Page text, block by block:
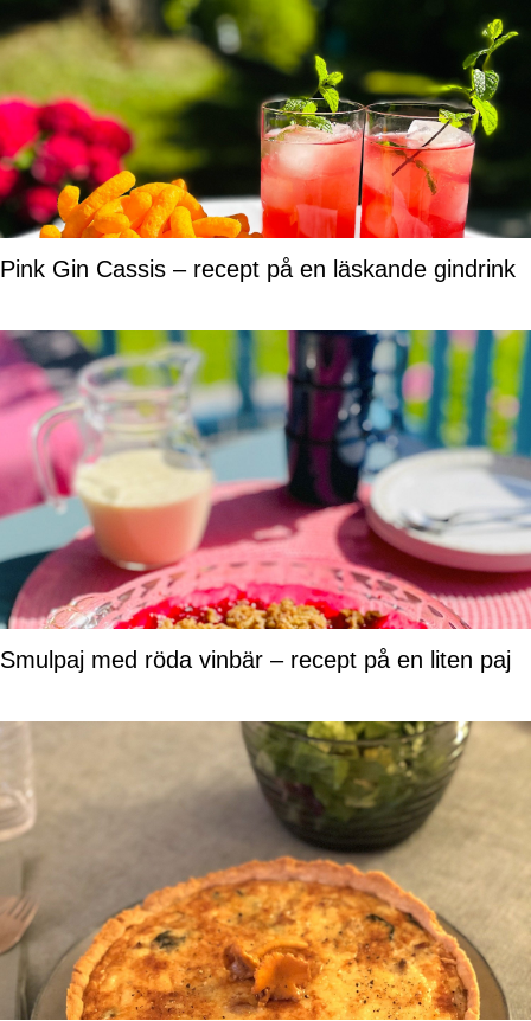
Pink Gin Cassis – recept på en läskande gindrink
Smulpaj med röda vinbär – recept på en liten paj